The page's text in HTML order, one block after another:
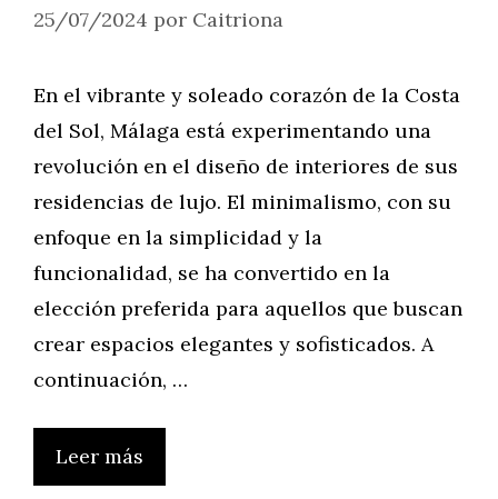
25/07/2024 por Caitriona
En el vibrante y soleado corazón de la Costa
del Sol, Málaga está experimentando una
revolución en el diseño de interiores de sus
residencias de lujo. El minimalismo, con su
enfoque en la simplicidad y la
funcionalidad, se ha convertido en la
elección preferida para aquellos que buscan
crear espacios elegantes y sofisticados. A
continuación, …
Leer más